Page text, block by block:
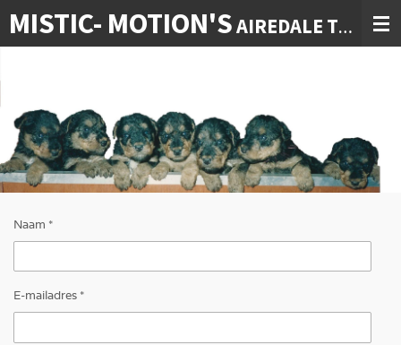
Ga
direct
naar
MISTIC- MOTION'SAIREDALE TERRIERS
Naam *
E-mailadres *